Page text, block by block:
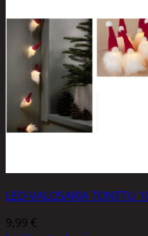
LED-VALOSARJA TONTTU
9,99 €